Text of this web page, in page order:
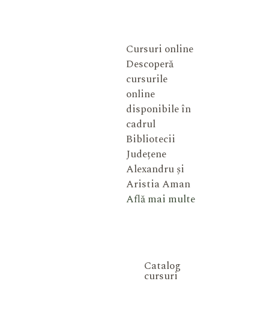
Cursuri online
Descoperă
cursurile
online
disponibile în
cadrul
Bibliotecii
Județene
Alexandru și
Aristia Aman
Află mai multe
Catalog
cursuri